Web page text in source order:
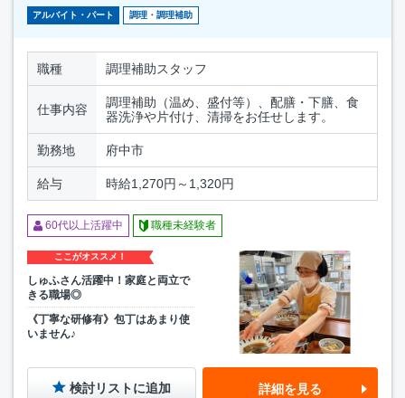
アルバイト・パート 調理・調理補助
職種 調理補助スタッフ
仕事内容
調理補助（温め、盛付等）、配膳・下膳、食
器洗浄や片付け、清掃をお任せします。
勤務地 府中市
給与 時給1,270円～1,320円
60代以上活躍中 職種未経験者
ここがオススメ！
しゅふさん活躍中！家庭と両立で
きる職場◎
《丁寧な研修有》包丁はあまり使
いません♪
検討リストに追加 詳細を見る